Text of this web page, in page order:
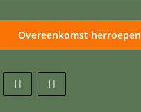
Overeenkomst herroepen